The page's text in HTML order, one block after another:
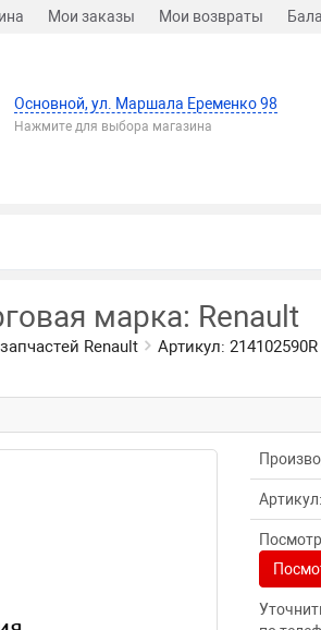
Мои заказы Мои возвраты
Основной, ул. Маршала Еременко 98
Нажмите для выбора магазина
марка: Renault
Renault Артикул:
Артикул: